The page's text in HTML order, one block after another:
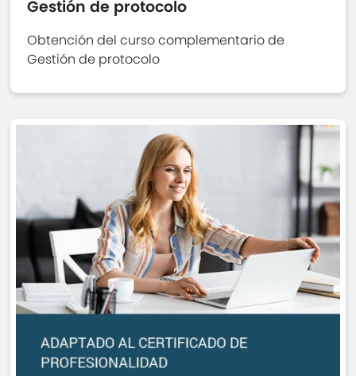
Gestión de protocolo
Obtención del curso complementario de
Gestión de protocolo